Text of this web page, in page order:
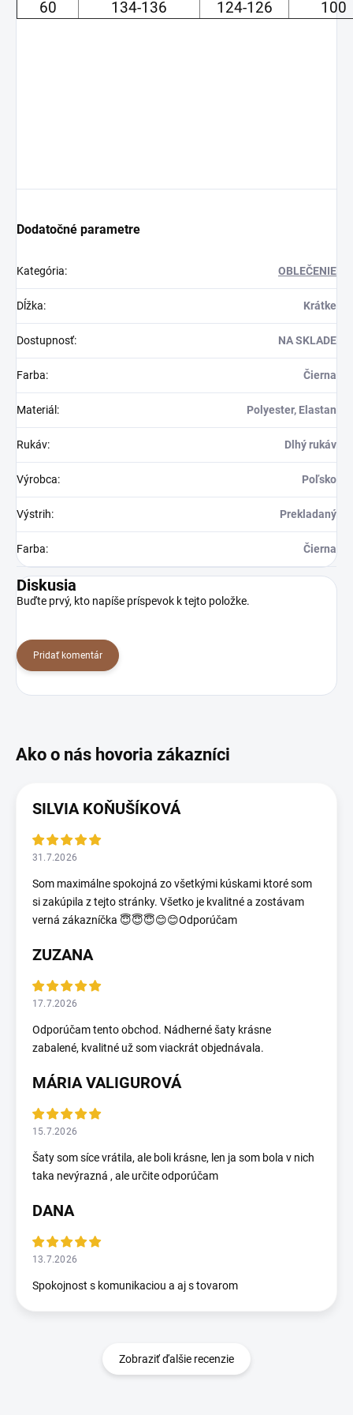
60 134-136 124-126 100
Dodatočné parametre
Kategória: OBLEČENIE
Dĺžka: Krátke
Dostupnosť: NA SKLADE
Farba: Čierna
Materiál: Polyester, Elastan
Rukáv: Dlhý rukáv
Výrobca: Poľsko
Výstrih: Prekladaný
Farba: Čierna
Diskusia
Buďte prvý, kto napíše príspevok k tejto položke.
Pridať komentár
SILVIA KOŇUŠÍKOVÁ
31.7.2026
Som maximálne spokojná zo všetkými kúskami ktoré som
si zakúpila z tejto stránky. Všetko je kvalitné a zostávam
verná zákazníčka 😇😇😇😊😊Odporúčam
ZUZANA
17.7.2026
Odporúčam tento obchod. Nádherné šaty krásne
zabalené, kvalitné už som viackrát objednávala.
MÁRIA VALIGUROVÁ
15.7.2026
Šaty som síce vrátila, ale boli krásne, len ja som bola v nich
taka nevýrazná , ale určite odporúčam
DANA
13.7.2026
Spokojnost s komunikaciou a aj s tovarom
Zobraziť ďalšie recenzie